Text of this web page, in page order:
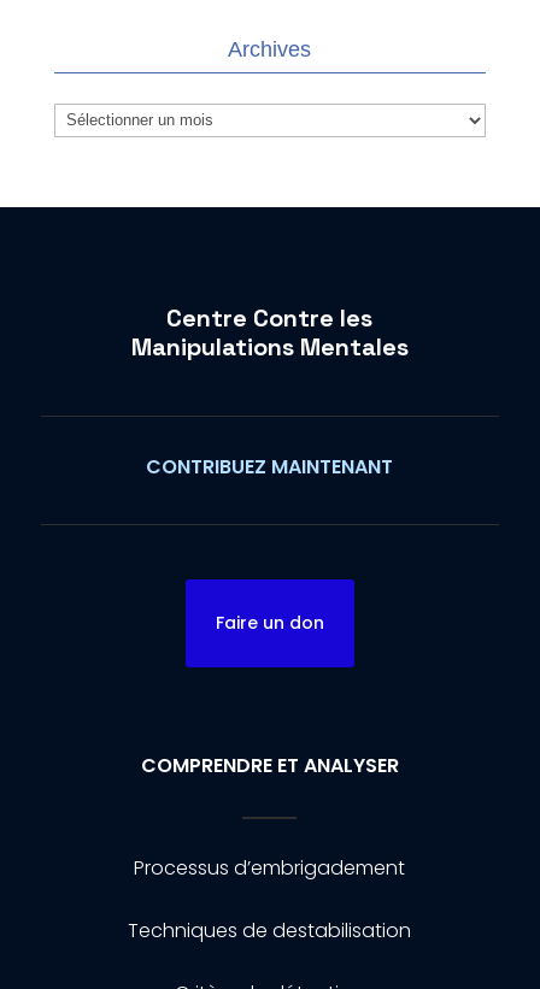
Archives
Archives
Centre Contre les
Manipulations Mentales
CONTRIBUEZ MAINTENANT
Faire un don
COMPRENDRE ET ANALYSER
Processus d’embrigadement
Techniques de destabilisation